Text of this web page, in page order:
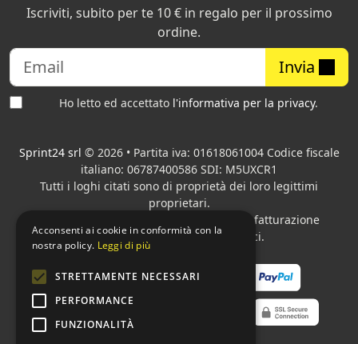
Iscriviti, subito per te 10 € in regalo per il prossimo
ordine.
Invia
Ho letto ed accettato l'informativa per la privacy.
Sprint24 srl © 2026 • Partita iva: 01618061004 Codice fiscale
italiano: 06787400586 SDI: M5UXCR1
Tutti i loghi citati sono di proprietà dei loro legittimi
proprietari.
adibita alla fatturazione
elettronica per gli Enti pubblici.
Acconsenti ai cookie in conformità con la
nostra policy. Leggi di più
STRETTAMENTE NECESSARI
PERFORMANCE
FUNZIONALITÀ